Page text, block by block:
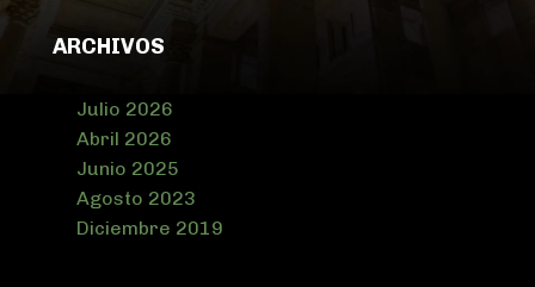
ARCHIVOS
Julio 2026
Abril 2026
Junio 2025
Agosto 2023
Diciembre 2019